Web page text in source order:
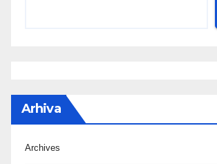
Arhiva
Archives